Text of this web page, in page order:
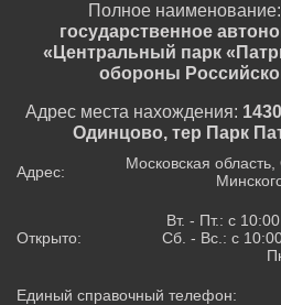
Полное наименование:
государственное
«Центральный парк
обороны
Адрес места нахождения:
Одинцово, тер Парк
Адрес:
Московская
Открыто:
Вт. - Пт.: с
Сб. - Вс.: с
Единый справочный телефон: